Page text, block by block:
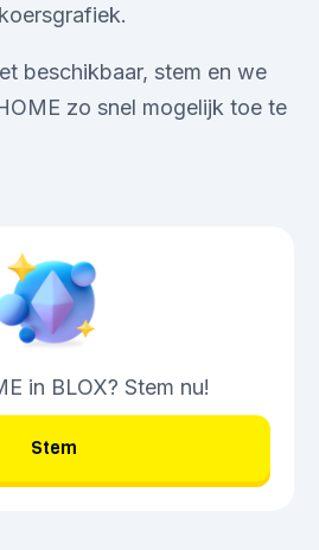
beschikbaar, stem en we
zo snel mogelijk toe te
in BLOX? Stem nu!
Stem